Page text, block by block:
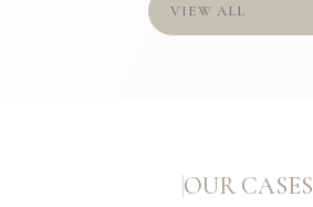
VIEW ALL
OUR CASES